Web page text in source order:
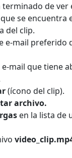
terminado de ver
que se encuentra
del clip.
e-mail preferido
e-mail que tiene
(ícono del clip).
archivo.
en la lista de